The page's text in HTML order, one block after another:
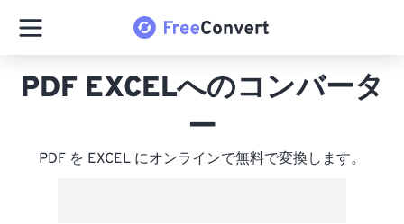
PDF EXCELへのコンバータ
ー
PDF を EXCEL にオンラインで無料で変換します。